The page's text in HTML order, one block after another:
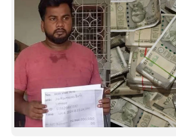
SPIRITUAL
INFO+
ART
ASTRO